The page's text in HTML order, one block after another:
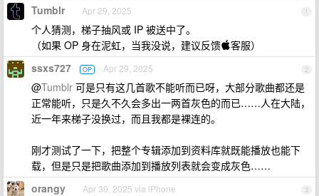
1
Tumblr Apr 29, 2025
个人猜测，梯子抽风或 IP 被送中了。
（如果 OP 身在泥虹，当我没说，建议反馈客服）
2
ssxs727 OP Apr 29, 2025
@Tumblr 可是只有这几首歌不能听而已呀，大部分歌曲都还是
正常能听，只是久不久会多出一两首灰色的而已……人在大陆，
近一年来梯子没换过，而且我都是裸连的。
刚才测试了一下，把整个专辑添加到资料库就既能播放也能下
载，但是只是把歌曲添加到播放列表就会变成灰色……
3
orangy Apr 30, 2025 via iPhone